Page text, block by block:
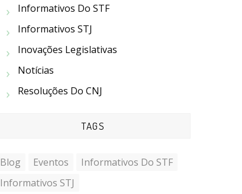
Informativos Do STF
Informativos STJ
Inovações Legislativas
Notícias
Resoluções Do CNJ
TAGS
Blog Eventos
Informativos Do STF
Informativos STJ